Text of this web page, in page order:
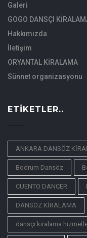
Galeri
GOGO DANSÇI
Hakkımızda
İletişim
ORYANTAL KİRALAMA
Sünnet organizasyonu
ETIKETLER..
ANKARA DANSÖZ
Bodrum Dansöz
CUENTO DANCER
DANSÖZ KİRALAMA
dansçı kiralama